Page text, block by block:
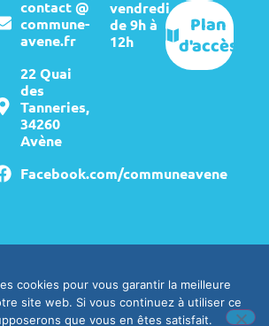
contact @
commune-
avene.fr
22 Quai
des
Tanneries,
34260
Avène
Facebook.com/communeavene
vendredi
de 9h à
12h
Plan
d'accès
cookies pour vous garantir la meilleure
site web. Si vous continuez à utiliser ce
que vous en êtes satisfait.